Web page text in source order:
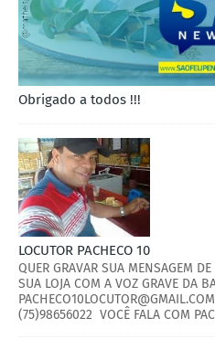
Obrigado a todos !!!
LOCUTOR PACHECO 10
QUER GRAVAR SUA MENSAGEM
SUA LOJA COM A VOZ GRAVE DA
(75)98656022 VOCÊ FALA COM